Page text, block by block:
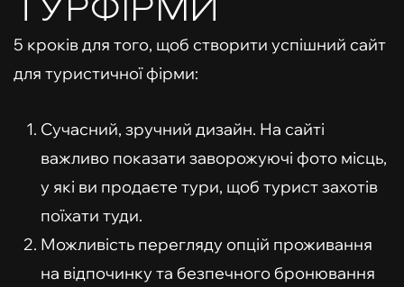
ТУРФІРМИ
5 кроків для того, щоб створити успішний сайт
для туристичної фірми:
Сучасний, зручний дизайн. На сайті
важливо показати заворожуючі фото місць,
у які ви продаєте тури, щоб турист захотів
поїхати туди.
Можливість перегляду опцій проживання
на відпочинку та безпечного бронювання